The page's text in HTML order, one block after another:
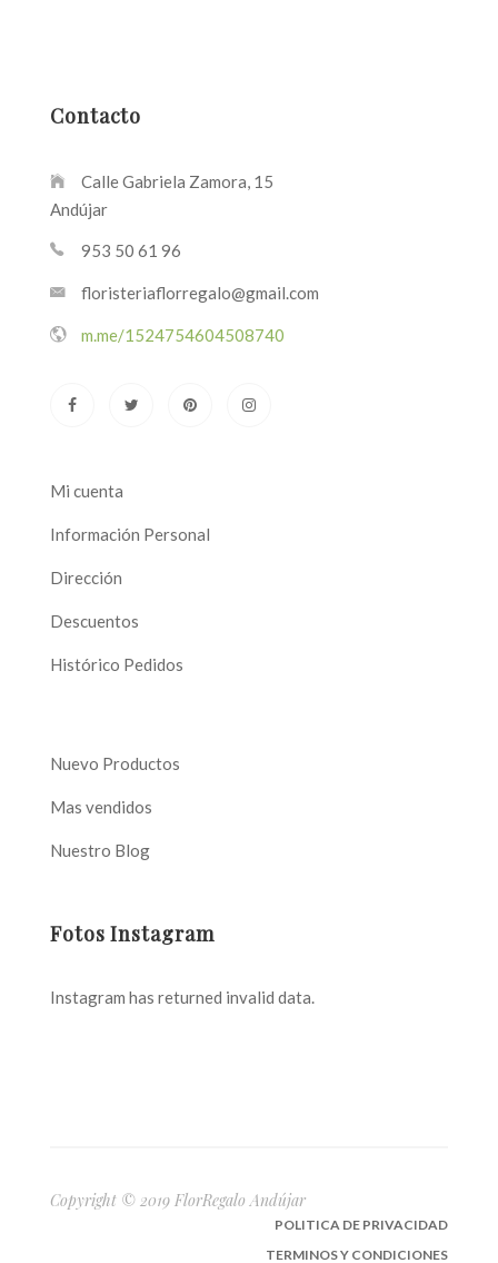
Contacto
Calle Gabriela Zamora, 15
Andújar
953 50 61 96
floristeriaflorregalo@gmail.com
m.me/1524754604508740
Mi cuenta
Información Personal
Dirección
Descuentos
Histórico Pedidos
Nuevo Productos
Mas vendidos
Nuestro Blog
Fotos Instagram
Instagram has returned invalid data.
Copyright © 2019 FlorRegalo Andújar
POLITICA DE PRIVACIDAD
TERMINOS Y CONDICIONES